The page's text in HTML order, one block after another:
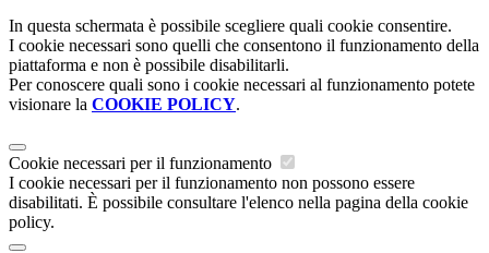
In questa schermata è possibile scegliere quali cookie consentire.
I cookie necessari sono quelli che consentono il funzionamento della
piattaforma e non è possibile disabilitarli.
Per conoscere quali sono i cookie necessari al funzionamento potete
visionare la COOKIE POLICY.
Cookie necessari per il funzionamento
I cookie necessari per il funzionamento non possono essere
disabilitati. È possibile consultare l'elenco nella pagina della cookie
policy.